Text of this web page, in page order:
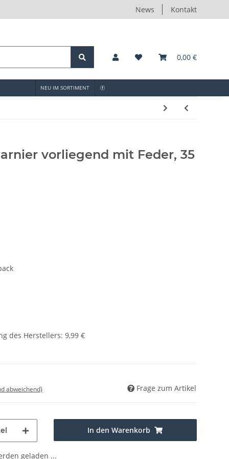
News Kontakt
0,00 €
NEU IM SORTIMENT
vorliegend mit Feder, 35
des Herstellers: 9,99 €
abweichend) Frage zum Artikel
In den Warenkorb
geladen ...